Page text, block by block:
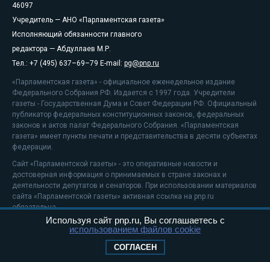
46097
Учредитель — АНО «Парламентская газета»
Исполняющий обязанности главного
редактора — Абдуллаев М.Р.
Тел.: +7 (495) 637–69–79 E-mail: pg@pnp.ru
«Парламентская газета» - официальное еженедельное издание
Федерального Собрания РФ. Издается с 1997 года. Учредители
газеты - Государственная Дума и Совет Федерации РФ. Официальный
публикатор федеральных конституционных законов, федеральных
законов и актов палат Федерального Собрания. «Парламентская
газета» имеет пункты печати и представительства в десяти субъектах
федерации.
Сайт «Парламентской газеты» - это оперативные новости и
достоверная информация о принимаемых в стране законах и
деятельности депутатов и сенаторов. При использовании материалов
сайта «Парламентской газеты» активная ссылка на pnp.ru
обязательна.
На информационном ресурсе применяютсярекомендательные
Положение о защите персональных данных
Используя сайт pnp.ru, Вы соглашаетесь с
использованием файлов cookie
СОГЛАСЕН